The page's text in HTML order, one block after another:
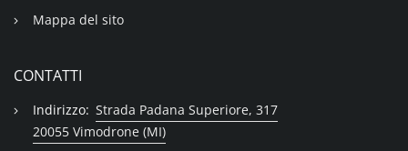
Mappa del sito
CONTATTI
Indirizzo: Strada Padana Superiore, 317
20055 Vimodrone (MI)